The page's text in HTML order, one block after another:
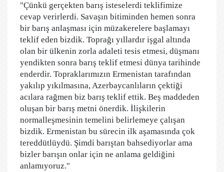
"Çünkü gerçekten barış isteselerdi teklifimize
cevap verirlerdi. Savaşın bitiminden hemen sonra
bir barış anlaşması için müzakerelere başlamayı
teklif eden bizdik. Toprağı yıllardır işgal altında
olan bir ülkenin zorla adaleti tesis etmesi, düşmanı
yendikten sonra barış teklif etmesi dünya tarihinde
enderdir. Topraklarımızın Ermenistan tarafından
yakılıp yıkılmasına, Azerbaycanlıların çektiği
acılara rağmen biz barış teklif ettik. Beş maddeden
oluşan bir barış metni önerdik. İlişkilerin
normalleşmesinin temelini belirlemeye çalışan
bizdik. Ermenistan bu sürecin ilk aşamasında çok
tereddütlüydü. Şimdi barıştan bahsediyorlar ama
bizler barışın onlar için ne anlama geldiğini
anlamıyoruz."